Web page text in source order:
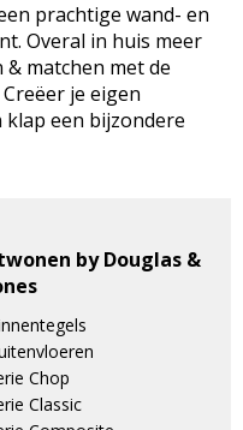
prachtige wand- en
Overal in huis meer
matchen met de
je eigen
een bijzondere
by Douglas &
Chop
Classic